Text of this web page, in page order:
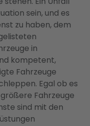
sein, und es
zu haben, dem
in
kompetent,
Fahrzeuge
Egal ob es
Fahrzeuge
sind mit den